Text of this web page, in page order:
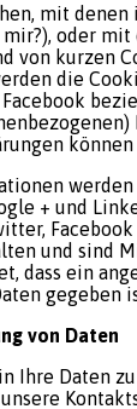
mit
oder
von kurzen
die
+ und
und sind
dass ein
gegeben
von Daten
Ihre Daten